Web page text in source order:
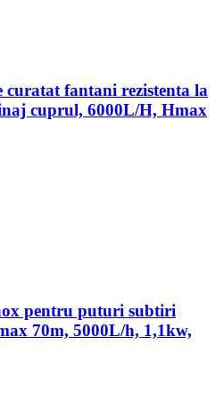
curatat fantani rezistenta la
cuprul, 6000L/H, Hmax
pentru puturi subtiri
70m, 5000L/h, 1,1kw,